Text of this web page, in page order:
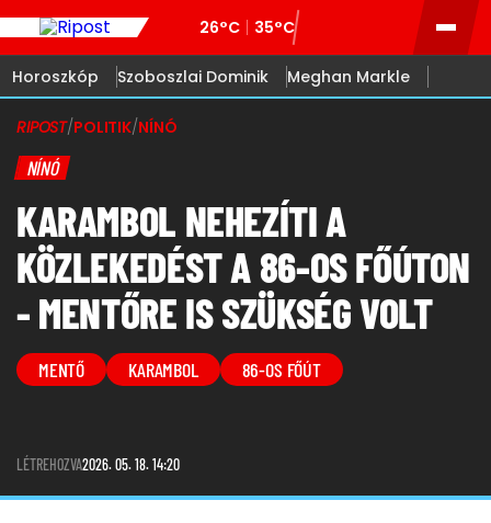
26°C 35°C
Horoszkóp Szoboszlai Dominik Meghan Markle
RIPOST/POLITIK/NÍNÓ
NÍNÓ
KARAMBOL NEHEZÍTI A
KÖZLEKEDÉST A 86-OS FŐÚTON
- MENTŐRE IS SZÜKSÉG VOLT
MENTŐ KARAMBOL 86-OS FŐÚT
LÉTREHOZVA2026. 05. 18. 14:20